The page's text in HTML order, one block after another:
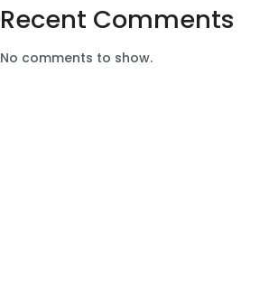
Recent Comments
No comments to show.